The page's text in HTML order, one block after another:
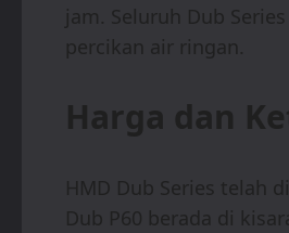
jam. Seluruh Dub
percikan air ringan.
Harga dan
HMD Dub Series telah
Dub P60 berada di